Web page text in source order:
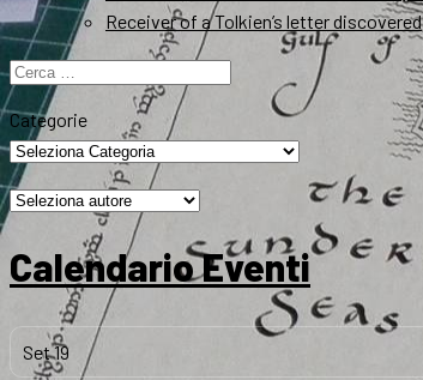
Receiver of a Tolkien’s letter discovered
Ricerca
per:
Categorie
Calendario Eventi
Set19